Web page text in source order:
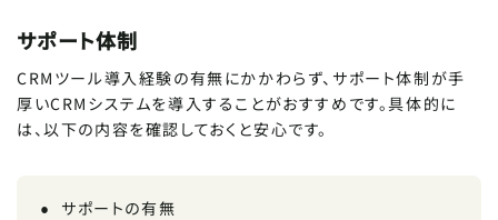
サポート体制
CRMツール導入経験の有無にかかわらず、サポート体制が手
厚いCRMシステムを導入することがおすすめです。具体的に
は、以下の内容を確認しておくと安心です。
サポートの有無